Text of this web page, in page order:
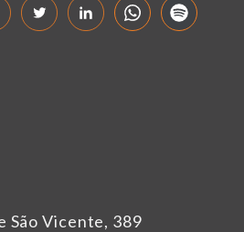
São Vicente, 389